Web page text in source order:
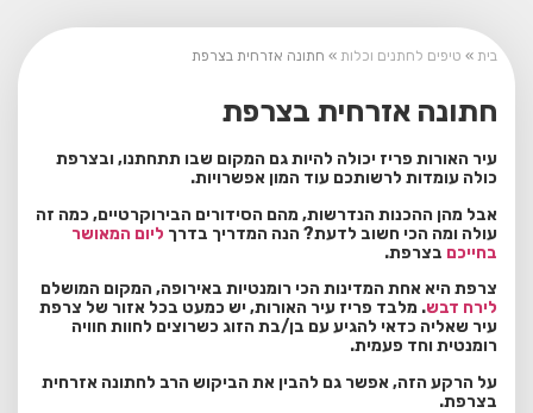
בית » טיפים לחתנים וכלות » חתונה אזרחית בצרפת
חתונה אזרחית בצרפת
עיר האורות פריז יכולה להיות גם המקום שבו תתחתנו, ובצרפת
כולה עומדות לרשותכם עוד המון אפשרויות.
אבל מהן ההכנות הנדרשות, מהם הסידורים הבירוקרטיים, כמה זה
עולה ומה הכי חשוב לדעת? הנה המדריך בדרך ליום המאושר
בחייכם בצרפת.
צרפת היא אחת המדינות הכי רומנטיות באירופה, המקום המושלם
לירח דבש. מלבד פריז עיר האורות, יש כמעט בכל אזור של צרפת
עיר שאליה כדאי להגיע עם בן/בת הזוג כשרוצים לחוות חוויה
רומנטית וחד פעמית.
על הרקע הזה, אפשר גם להבין את הביקוש הרב לחתונה אזרחית
בצרפת.